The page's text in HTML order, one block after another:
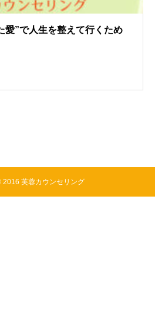
愛”で人生を整えて行くため
芙蓉カウンセリング